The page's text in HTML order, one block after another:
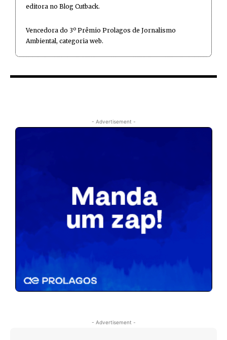
editora no Blog Cutback.
Vencedora do 3º Prêmio Prolagos de Jornalismo
Ambiental, categoria web.
- Advertisement -
- Advertisement -